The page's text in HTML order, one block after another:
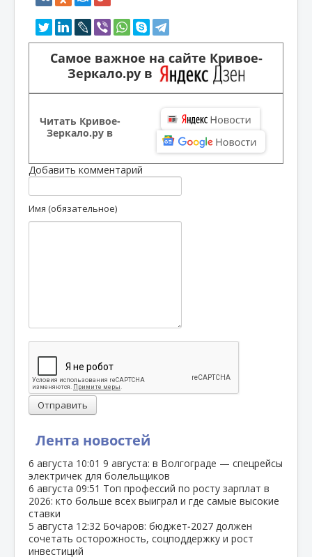
Лента новостей
6 августа 10:01 9 августа: в Волгограде — спецрейсы
электричек для болельщиков
6 августа 09:51 Топ профессий по росту зарплат в
2026: кто больше всех выиграл и где самые высокие
ставки
5 августа 12:32 Бочаров: бюджет‑2027 должен
сочетать осторожность, соцподдержку и рост
инвестиций
Самое важное на сайте Кривое-
Зеркало.ру в
Читать Кривое-
Зеркало.ру в
Добавить комментарий
Имя (обязательное)
Отправить